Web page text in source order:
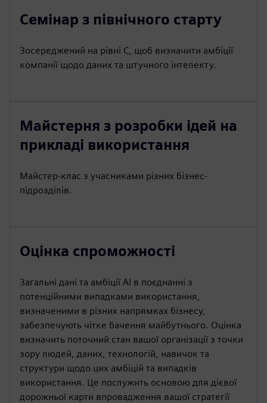
Семінар з північного старту
Зосереджений на рівні C, щоб визначити амбіції
компанії щодо даних та штучного інтелекту.
Майстерня з розробки ідей на
прикладі використання
Майстер-клас з учасниками різних бізнес-
підрозділів.
Оцінка спроможності
Загальні дані та амбіції AI в поєднанні з
потенційними випадками використання,
визначеними в різних напрямках бізнесу,
забезпечують чітке бачення майбутнього. Оцінка
визначить поточний стан вашої організації з точки
зору людей, даних, технологій, навичок та
структури щодо цих амбіцій та випадків
використання. Це послужить основою для дієвої
дорожньої карти впровадження вашої стратегії